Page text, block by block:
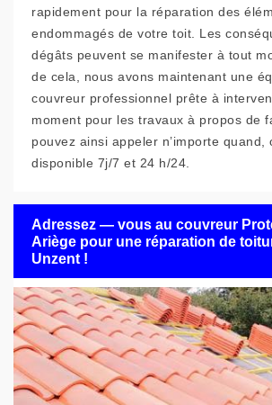
rapidement pour la réparation des
endommagés de votre toit. Les
dégâts peuvent se manifester à tout
de cela, nous avons maintenant une
couvreur professionnel prête à
moment pour les travaux à propos de
pouvez ainsi appeler n’importe quand,
disponible 7j/7 et 24 h/24.
Adressez — vous au couvreur
Ariège pour une réparation de
Unzent !